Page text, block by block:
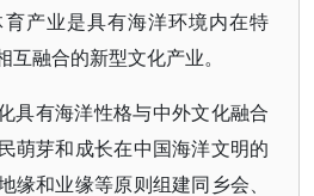
产业是具有海洋环境内在特
融合的新型文化产业。
具有海洋性格与中外文化融合
萌芽和成长在中国海洋文明的
缘和业缘等原则组建同乡会、